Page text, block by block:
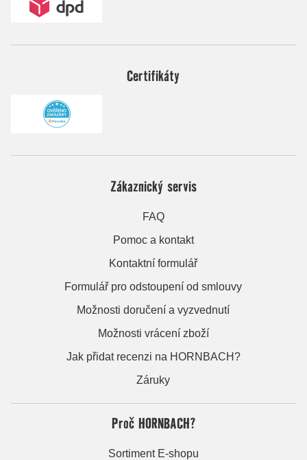
Certifikáty
Zákaznický servis
FAQ
Pomoc a kontakt
Kontaktní formulář
Formulář pro odstoupení od smlouvy
Možnosti doručení a vyzvednutí
Možnosti vrácení zboží
Jak přidat recenzi na HORNBACH?
Záruky
Proč HORNBACH?
Sortiment E-shopu